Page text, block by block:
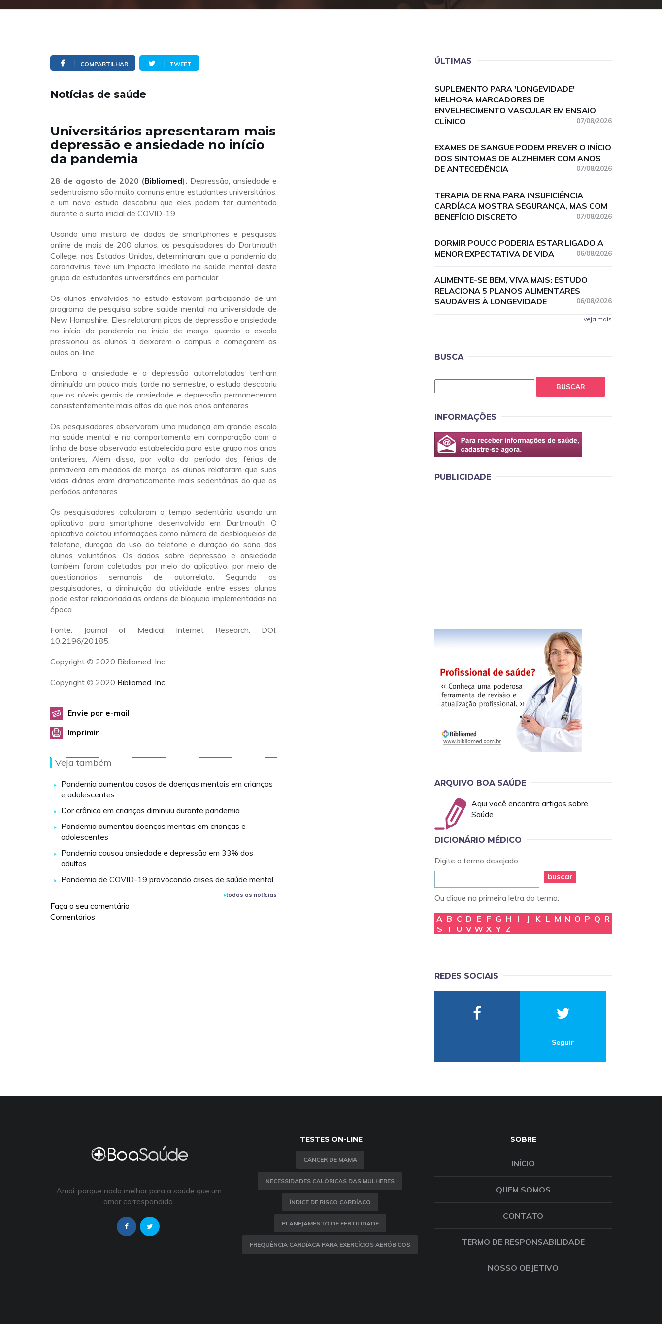
COMPARTILHAR TWEET
Notícias de saúde
Universitários apresentaram mais
depressão e ansiedade no início
da pandemia
28 de agosto de 2020 (Bibliomed). Depressão, ansiedade e
sedentraismo são muito comuns entre estudantes universitários,
e um novo estudo descobriu que eles podem ter aumentado
durante o surto inicial de COVID-19.
Usando uma mistura de dados de smartphones e pesquisas
online de mais de 200 alunos, os pesquisadores do Dartmouth
College, nos Estados Unidos, determinaram que a pandemia do
coronavírus teve um impacto imediato na saúde mental deste
grupo de estudantes universitários em particular.
Os alunos envolvidos no estudo estavam participando de um
programa de pesquisa sobre saúde mental na universidade de
New Hampshire. Eles relataram picos de depressão e ansiedade
no início da pandemia no início de março, quando a escola
pressionou os alunos a deixarem o campus e começarem as
aulas on-line.
Embora a ansiedade e a depressão autorrelatadas tenham
diminuído um pouco mais tarde no semestre, o estudo descobriu
que os níveis gerais de ansiedade e depressão permaneceram
consistentemente mais altos do que nos anos anteriores.
Os pesquisadores observaram uma mudança em grande escala
na saúde mental e no comportamento em comparação com a
linha de base observada estabelecida para este grupo nos anos
anteriores. Além disso, por volta do período das férias de
primavera em meados de março, os alunos relataram que suas
vidas diárias eram dramaticamente mais sedentárias do que os
períodos anteriores.
Os pesquisadores calcularam o tempo sedentário usando um
aplicativo para smartphone desenvolvido em Dartmouth. O
aplicativo coletou informações como número de desbloqueios de
telefone, duração do uso do telefone e duração do sono dos
alunos voluntários. Os dados sobre depressão e ansiedade
também foram coletados por meio do aplicativo, por meio de
questionários semanais de autorrelato. Segundo os
pesquisadores, a diminuição da atividade entre esses alunos
pode estar relacionada às ordens de bloqueio implementadas na
época.
Fonte: Journal of Medical Internet Research. DOI:
10.2196/20185.
Copyright © 2020 Bibliomed, Inc.
Copyright © 2020 Bibliomed, Inc.
Envie por e-mail
Imprimir
Veja também
Pandemia aumentou casos de doenças mentais em crianças
e adolescentes
Dor crônica em crianças diminuiu durante pandemia
Pandemia aumentou doenças mentais em crianças e
adolescentes
Pandemia causou ansiedade e depressão em 33% dos
adultos
Pandemia de COVID-19 provocando crises de saúde mental
todas as notícias
Faça o seu comentário
Comentários
ÚLTIMAS
SUPLEMENTO PARA 'LONGEVIDADE'
MELHORA MARCADORES DE
ENVELHECIMENTO VASCULAR EM ENSAIO
CLÍNICO
07/08/2026
EXAMES DE SANGUE PODEM PREVER O INÍCIO
DOS SINTOMAS DE ALZHEIMER COM ANOS
DE ANTECEDÊNCIA
07/08/2026
TERAPIA DE RNA PARA INSUFICIÊNCIA
CARDÍACA MOSTRA SEGURANÇA, MAS COM
BENEFÍCIO DISCRETO
07/08/2026
DORMIR POUCO PODERIA ESTAR LIGADO A
MENOR EXPECTATIVA DE VIDA
06/08/2026
ALIMENTE-SE BEM, VIVA MAIS: ESTUDO
RELACIONA 5 PLANOS ALIMENTARES
SAUDÁVEIS À LONGEVIDADE
06/08/2026
veja mais
BUSCA
BUSCAR
INFORMAÇÕES
PUBLICIDADE
ARQUIVO BOA SAÚDE
Aqui você encontra artigos sobre
Saúde
DICIONÁRIO MÉDICO
Digite o termo desejado
buscar
Ou clique na primeira letra do termo:
A B C D E F G H I J K L M N O P Q R
S T U V W X Y Z
REDES SOCIAIS
Seguir
Amai, porque nada melhor para a saúde que um
amor correspondido.
TESTES ON-LINE
CÂNCER DE MAMA
NECESSIDADES CALÓRICAS DAS MULHERES
ÍNDICE DE RISCO CARDÍACO
PLANEJAMENTO DE FERTILIDADE
FREQUÊNCIA CARDÍACA PARA EXERCÍCIOS AERÓBICOS
SOBRE
INÍCIO
QUEM SOMOS
CONTATO
TERMO DE RESPONSABILIDADE
NOSSO OBJETIVO